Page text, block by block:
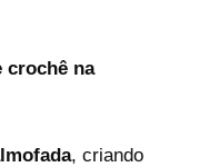
crochê na
, criando